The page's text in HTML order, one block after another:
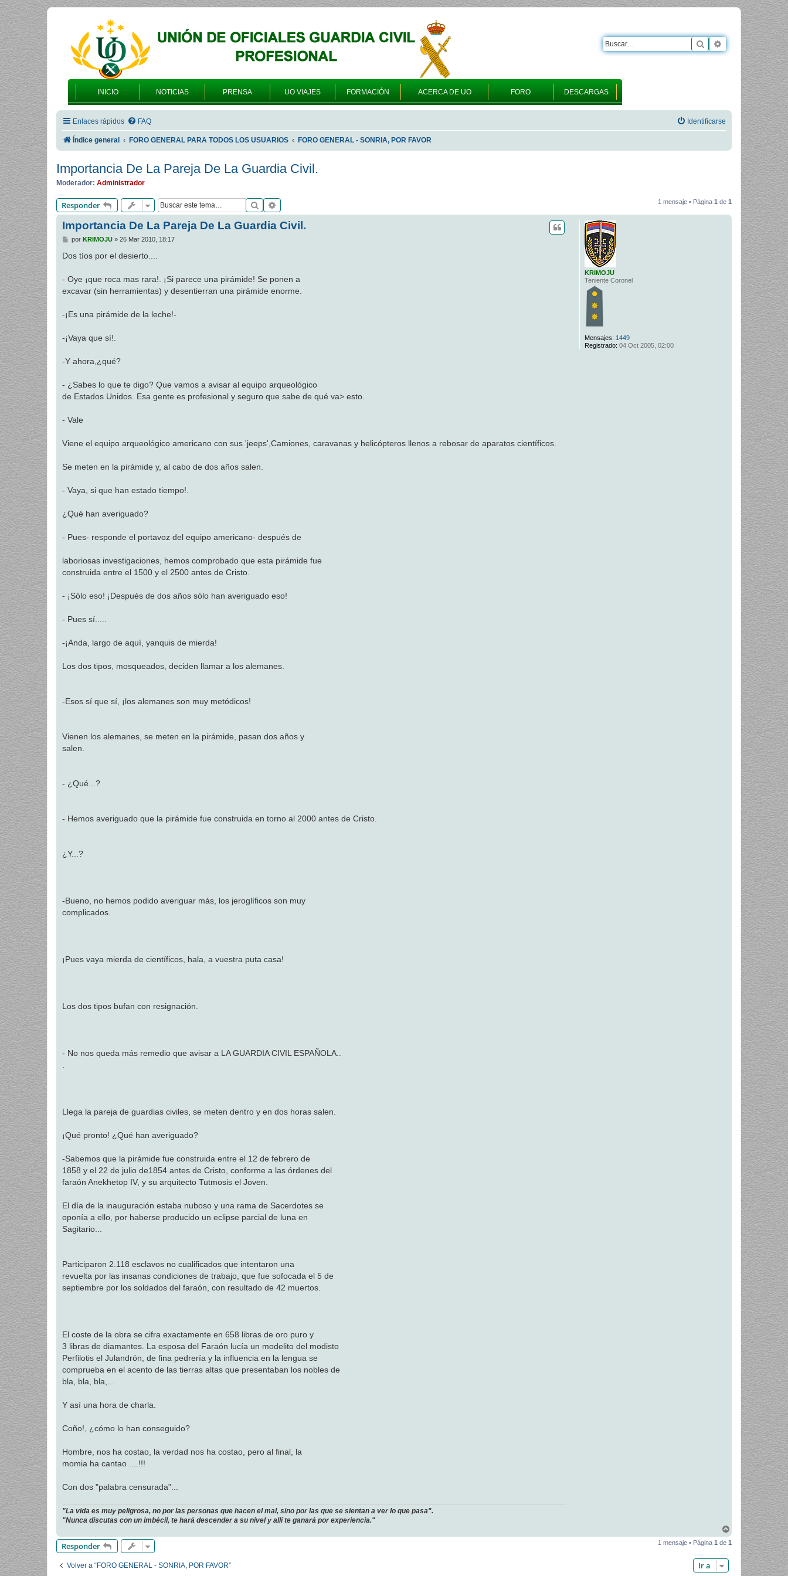
INICIO NOTICIAS PRENSA UO VIAJES FORMACIÓN ACERCA DE UO FORO DESCARGAS
Buscar Búsqueda
Enlaces rápidos FAQ Identificarse
Índice general FORO GENERAL PARA TODOS LOS USUARIOS FORO GENERAL - SONRIA, POR FAVOR
Importancia De La Pareja De La Guardia Civil.
Moderador: Administrador
Responder Buscar 1 mensaje • Página 1 de 1
KRIMOJU
Teniente Coronel
Mensajes: 1449
Registrado: 04 Oct 2005, 02:00
Importancia De La Pareja De La Guardia Civil.
M
n
j
e
por KRIMOJU» 26 Mar 2010, 18:17
Dos tíos por el desierto....
- Oye ¡que roca mas rara!. ¡Si parece una pirámide! Se ponen a
excavar (sin herramientas) y desentierran una pirámide enorme.
-¡Es una pirámide de la leche!-
-¡Vaya que sí!.
-Y ahora,¿qué?
- ¿Sabes lo que te digo? Que vamos a avisar al equipo arqueológico
de Estados Unidos. Esa gente es profesional y seguro que sabe de qué va> esto.
- Vale
Viene el equipo arqueológico americano con sus 'jeeps',Camiones, caravanas y helicópteros llenos a rebosar de aparatos científicos.
Se meten en la pirámide y, al cabo de dos años salen.
- Vaya, si que han estado tiempo!.
¿Qué han averiguado?
- Pues- responde el portavoz del equipo americano- después de
laboriosas investigaciones, hemos comprobado que esta pirámide fue
construida entre el 1500 y el 2500 antes de Cristo.
- ¡Sólo eso! ¡Después de dos años sólo han averiguado eso!
- Pues sí.....
-¡Anda, largo de aquí, yanquis de mierda!
Los dos tipos, mosqueados, deciden llamar a los alemanes.
-Esos sí que sí, ¡los alemanes son muy metódicos!
Vienen los alemanes, se meten en la pirámide, pasan dos años y
salen.
- ¿Qué...?
- Hemos averiguado que la pirámide fue construida en torno al 2000 antes de Cristo.
¿Y...?
-Bueno, no hemos podido averiguar más, los jeroglíficos son muy
complicados.
¡Pues vaya mierda de científicos, hala, a vuestra puta casa!
Los dos tipos bufan con resignación.
- No nos queda más remedio que avisar a LA GUARDIA CIVIL ESPAÑOLA..
.
Llega la pareja de guardias civiles, se meten dentro y en dos horas salen.
¡Qué pronto! ¿Qué han averiguado?
-Sabemos que la pirámide fue construida entre el 12 de febrero de
1858 y el 22 de julio de1854 antes de Cristo, conforme a las órdenes del
faraón Anekhetop IV, y su arquitecto Tutmosis el Joven.
El día de la inauguración estaba nuboso y una rama de Sacerdotes se
oponía a ello, por haberse producido un eclipse parcial de luna en
Sagitario...
Participaron 2.118 esclavos no cualificados que intentaron una
revuelta por las insanas condiciones de trabajo, que fue sofocada el 5 de
septiembre por los soldados del faraón, con resultado de 42 muertos.
El coste de la obra se cifra exactamente en 658 libras de oro puro y
3 libras de diamantes. La esposa del Faraón lucía un modelito del modisto
Perfilotis el Julandrón, de fina pedrería y la influencia en la lengua se
comprueba en el acento de las tierras altas que presentaban los nobles de
bla, bla, bla,...
Y así una hora de charla.
Coño!, ¿cómo lo han conseguido?
Hombre, nos ha costao, la verdad nos ha costao, pero al final, la
momia ha cantao ....!!!
Con dos "palabra censurada"...
"La vida es muy peligrosa, no por las personas que hacen el mal, sino por las que se sientan a ver lo que pasa".
"Nunca discutas con un imbécil, te hará descender a su nivel y allí te ganará por experiencia."
r
r
Responder 1 mensaje • Página 1 de 1
Volver a “FORO GENERAL - SONRIA, POR FAVOR” Ir a